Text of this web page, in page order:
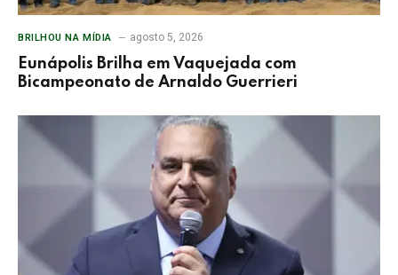
BRILHOU NA MÍDIA agosto 5, 2026
Eunápolis Brilha em Vaquejada com
Bicampeonato de Arnaldo Guerrieri